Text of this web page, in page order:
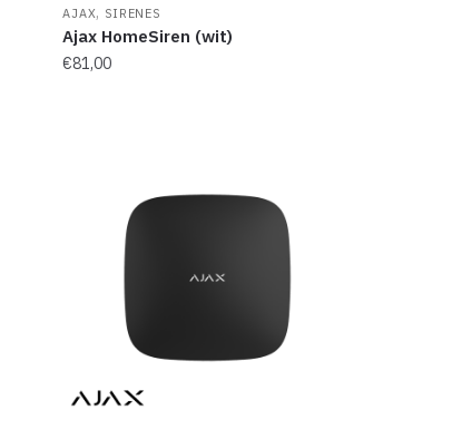
AJAX, SIRENES
Ajax HomeSiren (wit)
€81,00